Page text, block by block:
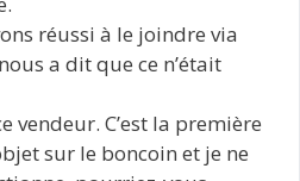
réussi à le joindre via
a dit que ce n’était
vendeur. C’est la première
sur le boncoin et je ne